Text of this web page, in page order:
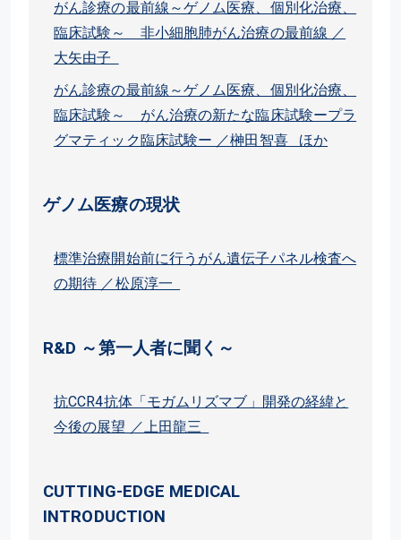
がん診療の最前線～ゲノム医療、個別化治療、
臨床試験～ 非小細胞肺がん治療の最前線 ／
大矢由子
がん診療の最前線～ゲノム医療、個別化治療、
臨床試験～ がん治療の新たな臨床試験ープラ
グマティック臨床試験ー ／榊田智喜 ほか
ゲノム医療の現状
標準治療開始前に行うがん遺伝子パネル検査へ
の期待 ／松原淳一
R&D ～第一人者に聞く～
抗CCR4抗体「モガムリズマブ」開発の経緯と
今後の展望 ／上田龍三
CUTTING-EDGE MEDICAL
INTRODUCTION